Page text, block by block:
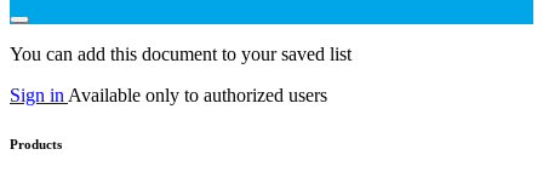
You can add this document to your saved list
Sign in Available only to authorized users
Products